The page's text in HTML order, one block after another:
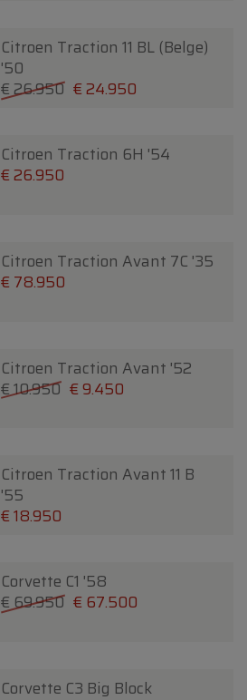
Citroen Traction 11 BL (Belge)
'50
€ 26.950 € 24.950
Citroen Traction 6H '54
€ 26.950
Citroen Traction Avant 7C '35
€ 78.950
Citroen Traction Avant '52
€ 10.950 € 9.450
Citroen Traction Avant 11 B
'55
€ 18.950
Corvette C1 '58
€ 69.950 € 67.500
Corvette C3 Big Block